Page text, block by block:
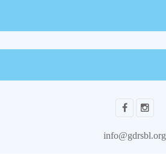
info@gdrsbl.org